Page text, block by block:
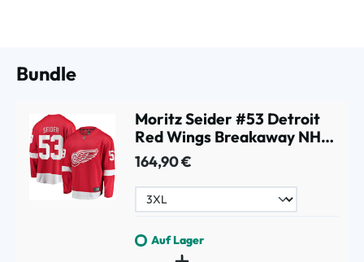
Bundle
Moritz Seider #53 Detroit
Red Wings Breakaway NHL
Trikot Rot
164,90 €
Auf Lager